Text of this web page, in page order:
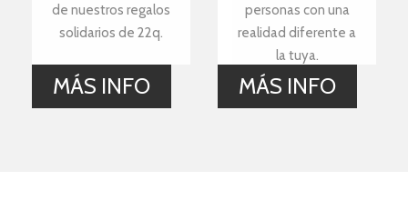
de nuestros regalos
solidarios de 22q.
MÁS INFO
personas con una
realidad diferente a
la tuya.
MÁS INFO